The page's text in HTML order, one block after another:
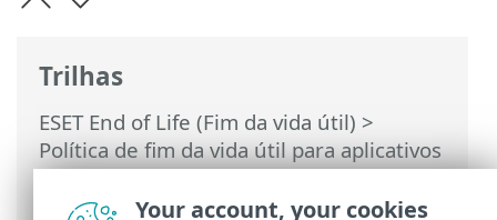
Trilhas
ESET End of Life (Fim da vida útil) >
Política de fim da vida útil para aplicativos
empresariais>Política de suporte do
sistema operacional e aplicativos ESET>
Your account, your cookies